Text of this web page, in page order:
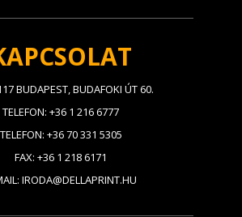
BUDAPEST, BUDAFOKI ÚT 60.
TELEFON: +36 1 216 6777
TELEFON: +36 70 331 5305
FAX: +36 1 218 6171
IRODA@DELLAPRINT.HU